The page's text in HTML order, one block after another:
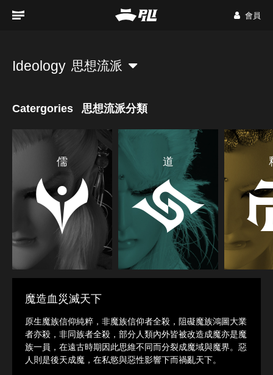
會員
Ideology 思想流派
Catergories 思想流派分類
儒 道
魔造血災滅天下
原生魔族信仰純粹，非魔族信仰者全殺，阻礙魔族鴻圖大業
者亦殺，非同族者全殺，部分人類內外皆被改造成魔亦是魔
族一員，在遠古時期因此思維不同而分裂成魔域與魔界。惡
人則是後天成魔，在私慾與惡性影響下而禍亂天下。